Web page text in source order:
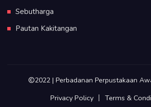
Sebutharga
Pautan Kakitangan
2022 | Perbadanan Perpustakaan
Privacy Policy Terms &